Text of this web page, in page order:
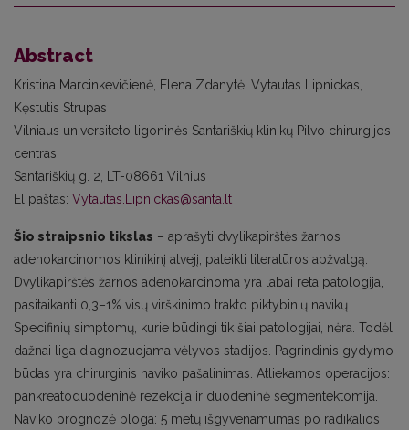
Abstract
Kristina Marcinkevičienė, Elena Zdanytė, Vytautas Lipnickas,
Kęstutis Strupas
Vilniaus universiteto ligoninės Santariškių klinikų Pilvo chirurgijos
centras,
Santariškių g. 2, LT-08661 Vilnius
El paštas: Vytautas.Lipnickas@santa.lt
Šio straipsnio tikslas – aprašyti dvylikapirštės žarnos
adenokarcinomos klinikinį atvejį, pateikti literatūros apžvalgą.
Dvylikapirštės žarnos adenokarcinoma yra labai reta patologija,
pasitaikanti 0,3–1% visų virškinimo trakto piktybinių navikų.
Specifinių simptomų, kurie būdingi tik šiai patologijai, nėra. Todėl
dažnai liga diagnozuojama vėlyvos stadijos. Pagrindinis gydymo
būdas yra chirurginis naviko pašalinimas. Atliekamos operacijos:
pankreatoduodeninė rezekcija ir duodeninė segmentektomija.
Naviko prognozė bloga: 5 metų išgyvenamumas po radikalios